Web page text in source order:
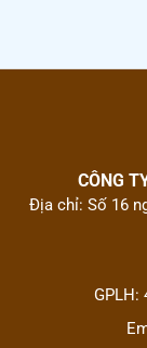
CÔNG
Địa chỉ: Số 16
GPLH: